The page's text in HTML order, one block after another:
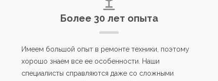
Более 30 лет опыта
Имеем большой опыт в ремонте техники, поэтому
хорошо знаем все ее особенности. Наши
специалисты справляются даже со сложными